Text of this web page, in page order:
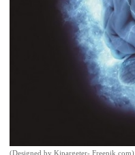
(Designed by Kjpargeter- Freepik.com)